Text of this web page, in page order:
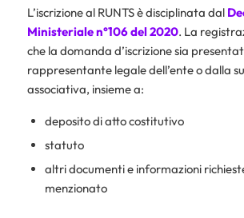
L’iscrizione al RUNTS è disciplinata dal
Ministeriale n°106 del 2020. La
che la domanda d’iscrizione sia
rappresentante legale dell’ente o dalla
associativa, insieme a:
deposito di atto costitutivo
statuto
altri documenti e informazioni
menzionato